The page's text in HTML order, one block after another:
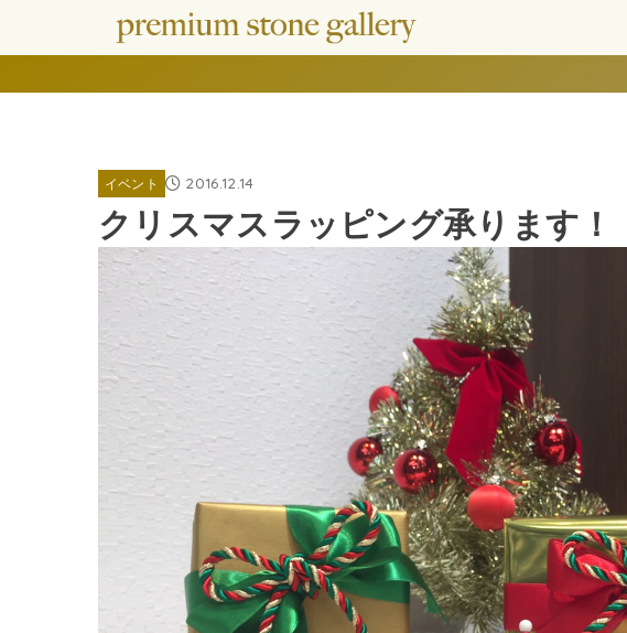
イベント 2016.12.14
クリスマスラッピング承ります！